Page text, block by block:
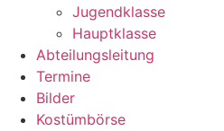
Jugendklasse
Hauptklasse
Abteilungsleitung
Termine
Bilder
Kostümbörse